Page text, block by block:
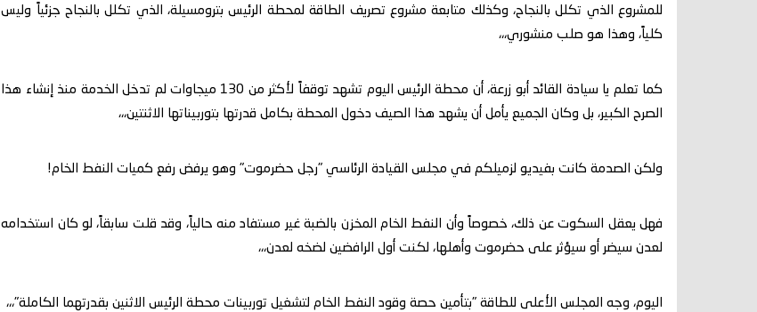
للمشروع الذي تكلل بالنجاح، وكذلك متابعة مشروع تصريف الطاقة لمحطة الرئيس بترومسيلة، الذي تكلل بالنجاح جزئياً وليس
كلياً، وهذا هو صلب منشوري،،،
كما تعلم يا سيادة القائد أبو زرعة، أن محطة الرئيس اليوم تشهد توقفاً لأكثر من 130 ميجاوات لم تدخل الخدمة منذ إنشاء هذا
الصرح الكبير، بل وكان الجميع يأمل أن يشهد هذا الصيف دخول المحطة بكامل قدرتها بتوربيناتها الاثنتين،،،
ولكن الصدمة كانت بفيديو لزميلكم في مجلس القيادة الرئاسي "رجل حضرموت" وهو يرفض رفع كميات النفط الخام!
فهل يعقل السكوت عن ذلك، خصوصاً وأن النفط الخام المخزن بالضبة غير مستفاد منه حالياً، وقد قلت سابقاً، لو كان استخدامه
لعدن سيضر أو سيؤثر على حضرموت وأهلها، لكنت أول الرافضين لضخه لعدن،،،
اليوم، وجه المجلس الأعلى للطاقة "بتأمين حصة وقود النفط الخام لتشغيل توربينات محطة الرئيس الاثنين بقدرتهما الكاملة"،،،